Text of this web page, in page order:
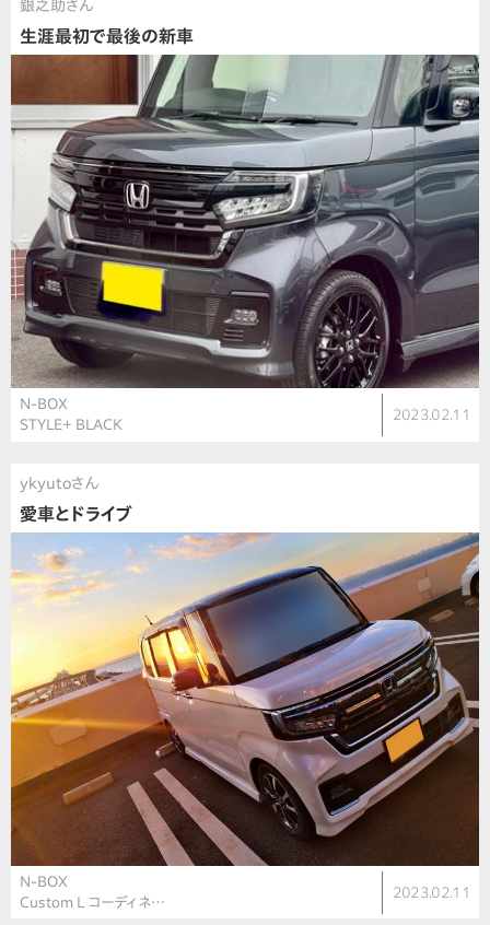
銀之助さん
生涯最初で最後の新車
N-BOX
STYLE＋ BLACK
2023.02.11
ykyutoさん
愛車とドライブ
N-BOX
Custom L コーディネ…
2023.02.11